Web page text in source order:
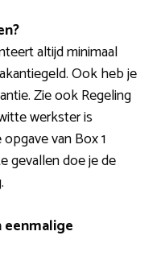
altijd minimaal
Ook heb je
Zie ook Regeling
werkster is
van Box 1
gevallen doe je de